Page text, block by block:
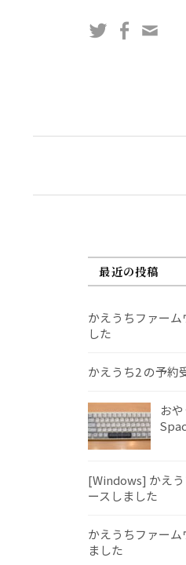
ス
TwitterFacebook
最近の投稿
かえうちファーム
した
かえうち2 の予約
お
[Windows] かえう
ースしました
かえうちファーム
ました